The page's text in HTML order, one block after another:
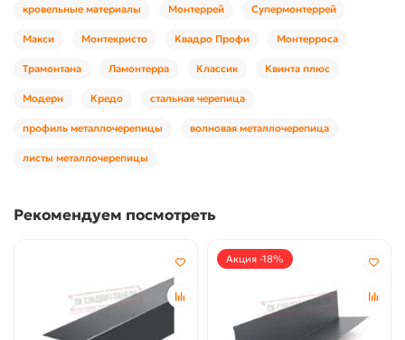
кровельные материалы Монтеррей Супермонтеррей
Макси Монтекристо Квадро Профи Монтерроса
Трамонтана Ламонтерра Классик Квинта плюс
Модерн Кредо стальная черепица
профиль металлочерепицы волновая металлочерепица
листы металлочерепицы
Рекомендуем посмотреть
Акция -18%